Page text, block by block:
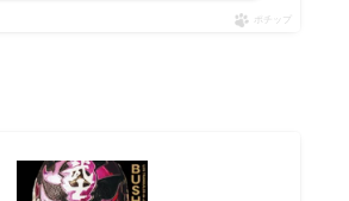
ポチップ